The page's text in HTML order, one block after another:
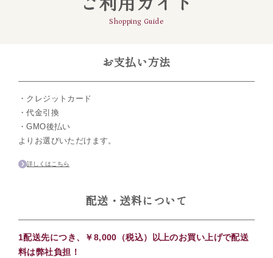
ご利用ガイド
Shopping Guide
お支払い方法
・クレジットカード
・代金引換
・GMO後払い
よりお選びいただけます。
詳しくはこちら
配送・送料について
1配送先につき、￥8,000（税込）以上のお買い上げで配送
料は弊社負担！